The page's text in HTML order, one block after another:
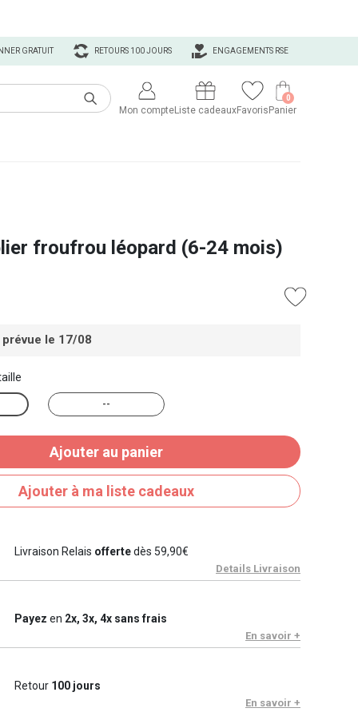
ENGAGEMENTS RSE
RETOURS 100 JOURS
GRATUIT
Mon compteListe cadeauxFavoris Panier
0
froufrou léopard (6-24 mois)
le 17/08
--
Ajouter au panier
Ajouter à ma liste cadeaux
Livraison Relais offertedès 59,90€
Details Livraison
Payez en 2x, 3x, 4x sans frais
En savoir +
Retour 100 jours
En savoir +